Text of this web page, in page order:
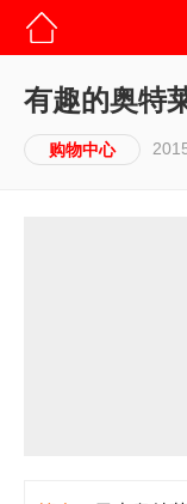
有趣的奥特
购物中心